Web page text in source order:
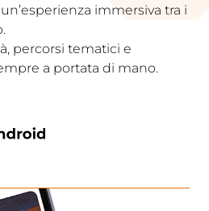
immersiva tra i
percorsi tematici e
a portata di mano.